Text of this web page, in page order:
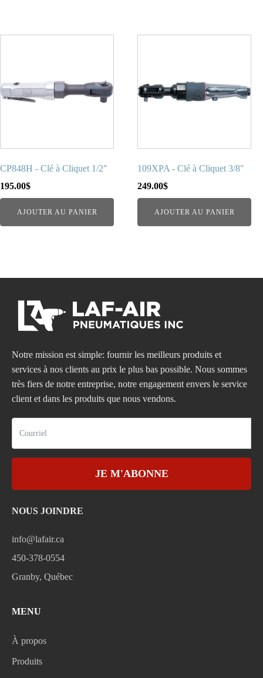
CP848H - Clé à Cliquet 1/2"
195.00$
AJOUTER AU PANIER
109XPA - Clé à Cliquet 3/8"
249.00$
AJOUTER AU PANIER
Notre mission est simple: fournir les meilleurs produits et
services à nos clients au prix le plus bas possible. Nous sommes
très fiers de notre entreprise, notre engagement envers le service
client et dans les produits que nous vendons.
JE M'ABONNE
NOUS JOINDRE
info@lafair.ca
450-378-0554
Granby, Québec
MENU
À propos
Produits